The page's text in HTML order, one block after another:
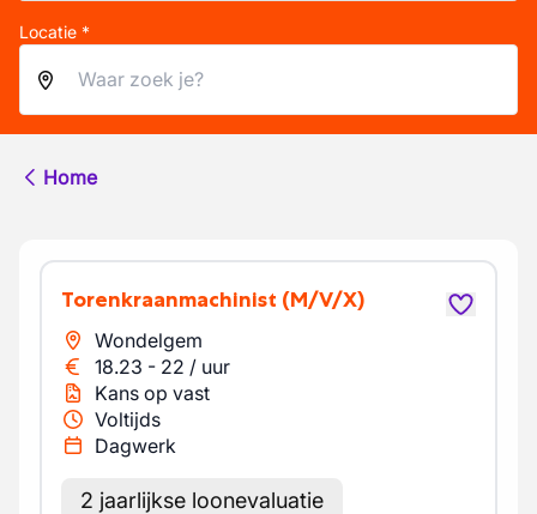
Locatie *
Home
Torenkraanmachinist (M/V/X)
Wondelgem
18.23 - 22 / uur
Kans op vast
Voltijds
Dagwerk
2 jaarlijkse loonevaluatie